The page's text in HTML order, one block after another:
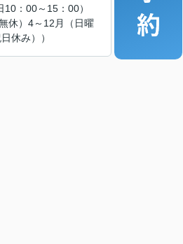
：00～15：00）
休）4～12月（日曜
休み））